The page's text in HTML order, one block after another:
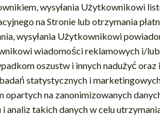
wysyłania Użytkownikowi
na Stronie lub otrzymania
wysyłania Użytkownikowi
wiadomości reklamowych i/
oszustw i innych nadużyć oraz
statystycznych i
na zanonimizowanych
analiz takich danych w celu